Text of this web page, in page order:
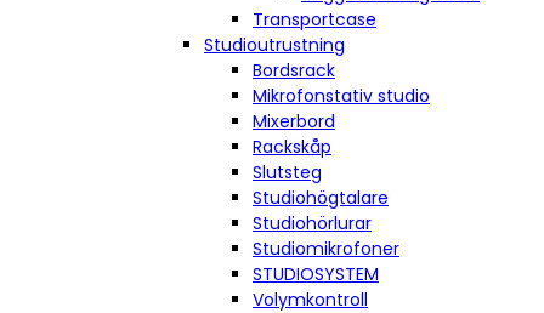
Transportcase
Studioutrustning
Bordsrack
Mikrofonstativ studio
Mixerbord
Rackskåp
Slutsteg
Studiohögtalare
Studiohörlurar
Studiomikrofoner
STUDIOSYSTEM
Volymkontroll